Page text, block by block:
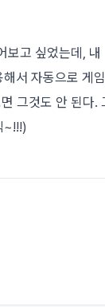
보고 싶었는데, 내
서 자동으로 게
그것도 안 된다.
~!!!)